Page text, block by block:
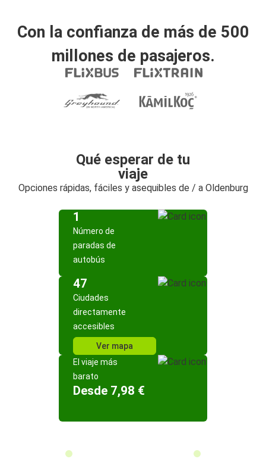
Con la confianza de más de 500
millones de pasajeros.
Qué esperar de tu
viaje
Opciones rápidas, fáciles y asequibles de / a Oldenburg
1
Número de
paradas de
autobús
47
Ciudades
directamente
accesibles
Ver mapa
El viaje más
barato
Desde 7,98 €